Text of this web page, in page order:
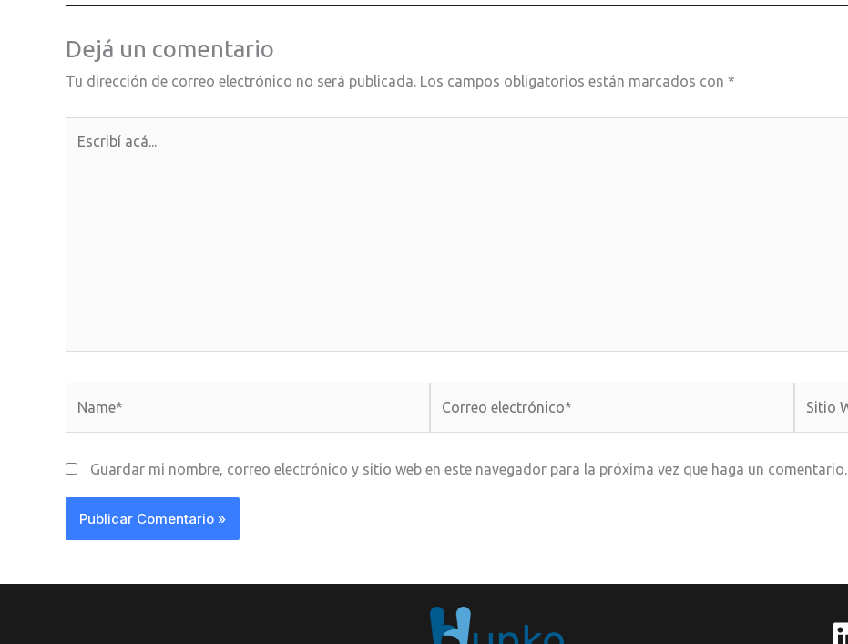
Dejá un comentario
Tu dirección de correo electrónico no será publicada. Los campos obligatorios están marcados con *
Guardar mi nombre, correo electrónico y sitio web en este navegador para la próxima vez que haga un comentario.